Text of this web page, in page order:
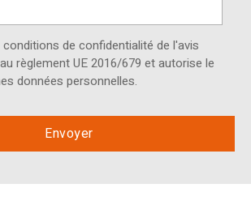
de confidentialité de l'avis
règlement UE 2016/679 et autorise le
données personnelles.